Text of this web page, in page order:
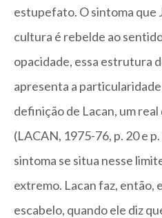
estupefato. O sintoma que
cultura é rebelde ao
opacidade, essa estrutura
apresenta a
definição de Lacan, um
(LACAN, 1975-76, p. 20 e
sintoma se situa nesse
extremo. Lacan faz, então,
escabelo, quando ele diz